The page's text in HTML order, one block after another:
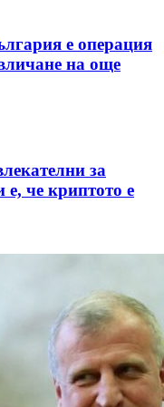
е операция
на още
за
е, че криптото е